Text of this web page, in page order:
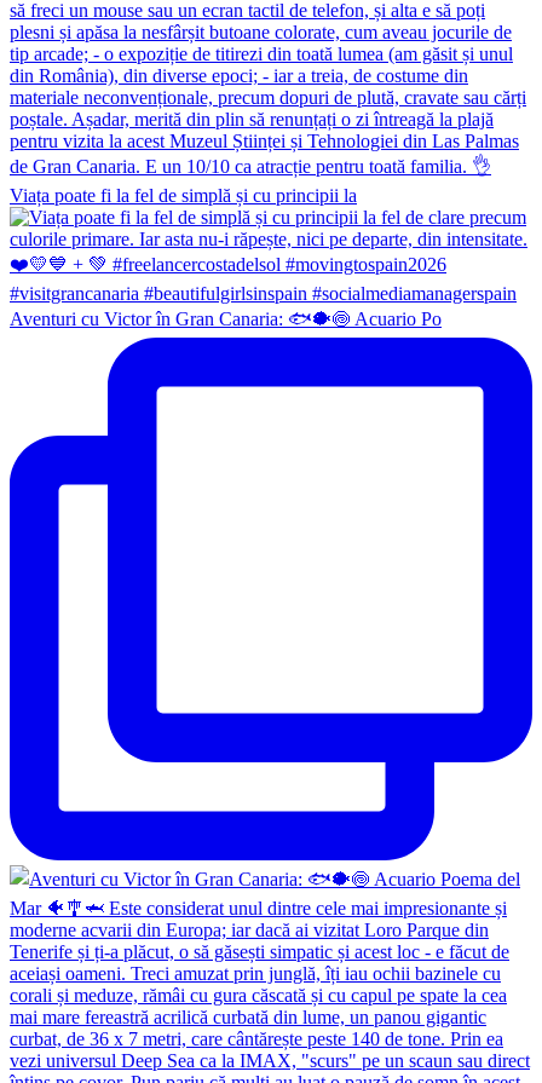
Viața poate fi la fel de simplă și cu principii la
Aventuri cu Victor în Gran Canaria: 🐟🐡🍥 Acuario Po